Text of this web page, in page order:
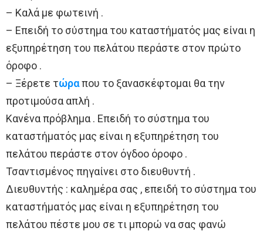
– Καλά με φωτεινή .
– Επειδή το σύστημα του καταστήματός μας είναι η
εξυπηρέτηση του πελάτου περάστε στον πρώτο
όροφο .
– Ξέρετε τώραπου το ξανασκέφτομαι θα την
προτιμούσα απλή .
Κανένα πρόβλημα . Επειδή το σύστημα του
καταστήματός μας είναι η εξυπηρέτηση του
πελάτου περάστε στον όγδοο όροφο .
Τσαντισμένος πηγαίνει στο διευθυντή .
Διευθυντής : καλημέρα σας , επειδή το σύστημα του
καταστήματός μας είναι η εξυπηρέτηση του
πελάτου πέστε μου σε τι μπορώ να σας φανώ